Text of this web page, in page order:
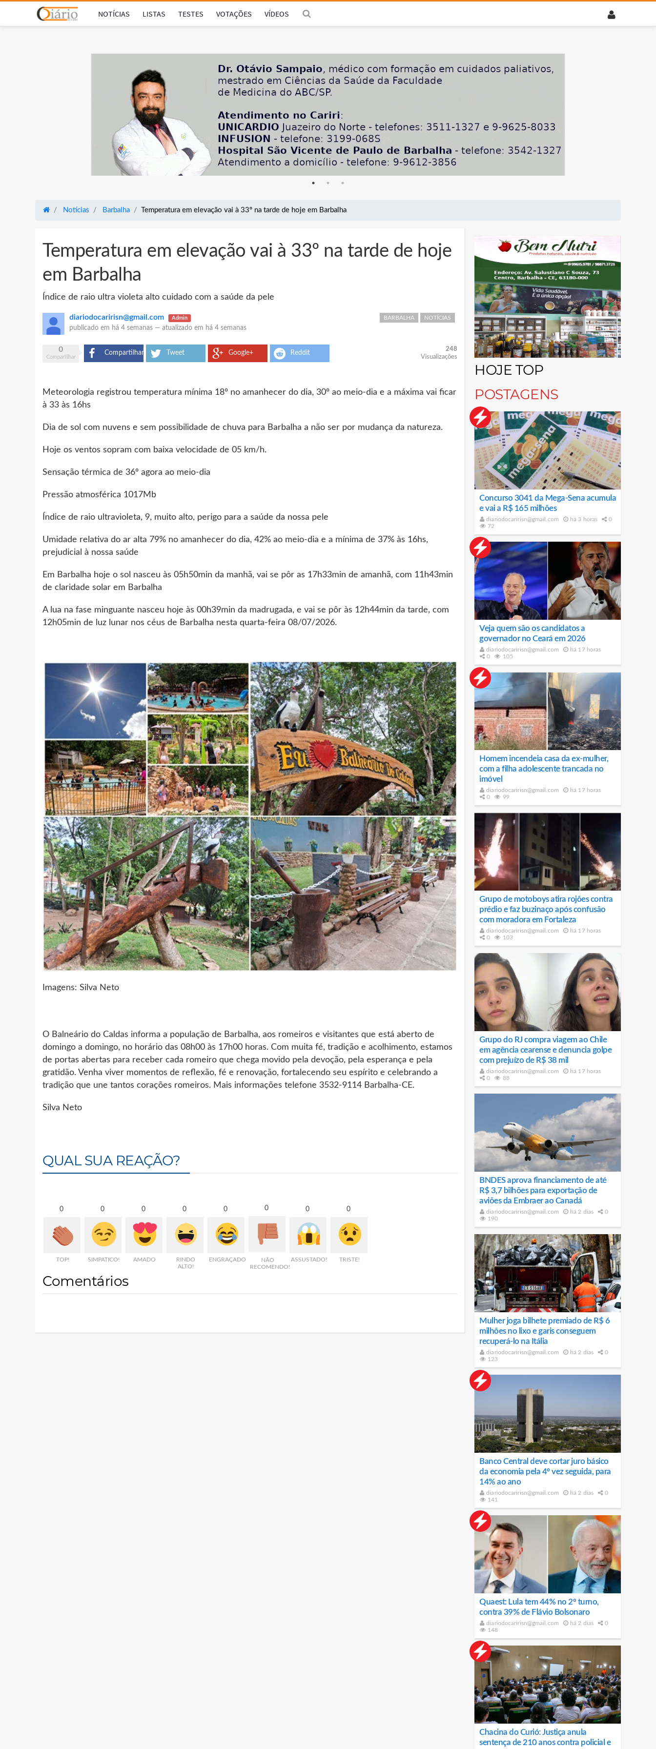
NOTÍCIAS LISTAS TESTES VOTAÇÕES VÍDEOS
Notícias Barbalha Temperatura em elevação vai à 33º na tarde de hoje em Barbalha
Temperatura em elevação vai à 33º na tarde de hoje
em Barbalha
Índice de raio ultra violeta alto cuidado com a saúde da pele
diariodocaririsn@gmail.com Admin
publicado em há 4 semanas — atualizado em há 4 semanas
BARBALHA NOTÍCIAS
0
Compartilhar
Compartilhar Tweet Google+ Reddit
248
Visualizações
Meteorologia registrou temperatura mínima 18º no amanhecer do dia, 30º ao meio-dia e a máxima vai ficar
à 33 às 16hs
Dia de sol com nuvens e sem possibilidade de chuva para Barbalha a não ser por mudança da natureza.
Hoje os ventos sopram com baixa velocidade de 05 km/h.
Sensação térmica de 36º agora ao meio-dia
Pressão atmosférica 1017Mb
Índice de raio ultravioleta, 9, muito alto, perigo para a saúde da nossa pele
Umidade relativa do ar alta 79% no amanhecer do dia, 42% ao meio-dia e a mínima de 37% às 16hs,
prejudicial à nossa saúde
Em Barbalha hoje o sol nasceu às 05h50min da manhã, vai se pôr as 17h33min de amanhã, com 11h43min
de claridade solar em Barbalha
A lua na fase minguante nasceu hoje às 00h39min da madrugada, e vai se pôr às 12h44min da tarde, com
12h05min de luz lunar nos céus de Barbalha nesta quarta-feira 08/07/2026.
Imagens: Silva Neto
O Balneário do Caldas informa a população de Barbalha, aos romeiros e visitantes que está aberto de
domingo a domingo, no horário das 08h00 às 17h00 horas. Com muita fé, tradição e acolhimento, estamos
de portas abertas para receber cada romeiro que chega movido pela devoção, pela esperança e pela
gratidão. Venha viver momentos de reflexão, fé e renovação, fortalecendo seu espírito e celebrando a
tradição que une tantos corações romeiros. Mais informações telefone 3532-9114 Barbalha-CE.
Silva Neto
QUAL SUA REAÇÃO?
0
TOP!
0
SIMPATICO!
0
AMADO
0
RINDO
ALTO!
0
ENGRAÇADO
0
NÃO
RECOMENDO!
0
ASSUSTADO!
0
TRISTE!
Comentários
HOJE TOP
POSTAGENS
Concurso 3041 da Mega-Sena acumula
e vai a R$ 165 milhões
diariodocaririsn@gmail.com há 3 horas
0
72
Veja quem são os candidatos a
governador no Ceará em 2026
diariodocaririsn@gmail.com
há 17 horas
0
105
Homem incendeia casa da ex-mulher,
com a filha adolescente trancada no
imóvel
diariodocaririsn@gmail.com
há 17 horas
0
99
Grupo de motoboys atira rojões contra
prédio e faz buzinaço após confusão
com moradora em Fortaleza
diariodocaririsn@gmail.com
há 17 horas
0
103
Grupo do RJ compra viagem ao Chile
em agência cearense e denuncia golpe
com prejuízo de R$ 38 mil
diariodocaririsn@gmail.com
há 17 horas
0
88
BNDES aprova financiamento de até
R$ 3,7 bilhões para exportação de
aviões da Embraer ao Canadá
diariodocaririsn@gmail.com há 2 dias
0
190
Mulher joga bilhete premiado de R$ 6
milhões no lixo e garis conseguem
recuperá-lo na Itália
diariodocaririsn@gmail.com há 2 dias
0
123
Banco Central deve cortar juro básico
da economia pela 4º vez seguida, para
14% ao ano
diariodocaririsn@gmail.com há 2 dias
0
141
Quaest: Lula tem 44% no 2º turno,
contra 39% de Flávio Bolsonaro
diariodocaririsn@gmail.com há 2 dias
0
148
Chacina do Curió: Justiça anula
sentença de 210 anos contra policial e